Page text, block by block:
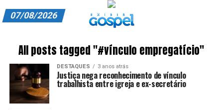
ASSINE
CARRINHO
07/08/2026
All posts tagged "#vínculo empregatício"
DESTAQUES 3 anos atrás
Justiça nega reconhecimento de vínculo
trabalhista entre igreja e ex-secretário